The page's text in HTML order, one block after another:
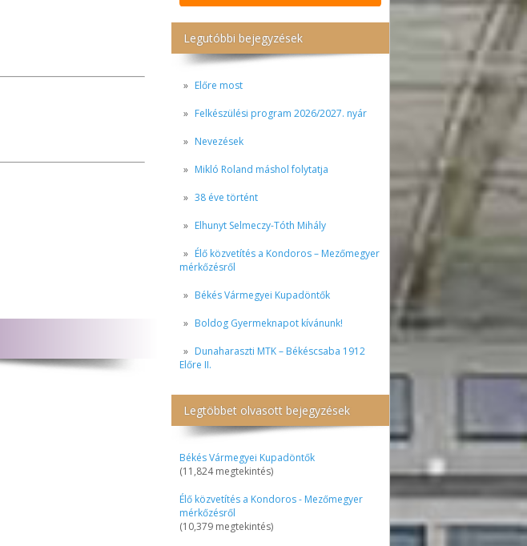
Legutóbbi bejegyzések
Előre most
Felkészülési program 2026/2027. nyár
Nevezések
Mikló Roland máshol folytatja
38 éve történt
Elhunyt Selmeczy-Tóth Mihály
Élő közvetítés a Kondoros – Mezőmegyer
mérkőzésről
Békés Vármegyei Kupadöntők
Boldog Gyermeknapot kívánunk!
Dunaharaszti MTK – Békéscsaba 1912
Előre II.
Legtöbbet olvasott bejegyzések
Békés Vármegyei Kupadöntők
(11,824 megtekintés)
Élő közvetítés a Kondoros - Mezőmegyer
mérkőzésről
(10,379 megtekintés)